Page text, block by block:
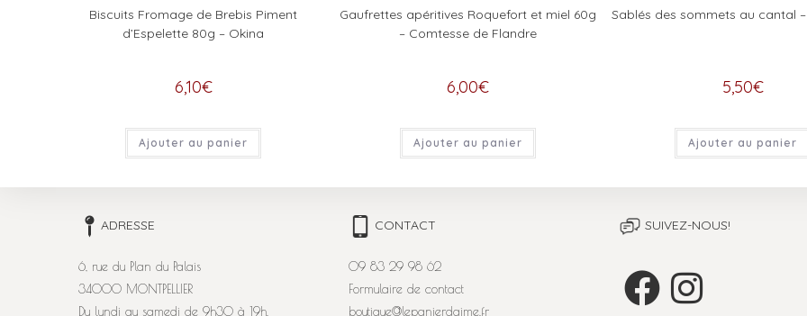
Biscuits Fromage de Brebis Piment
d’Espelette 80g – Okina
6,10€
Ajouter au panier
Gaufrettes apéritives Roquefort et miel 60g
– Comtesse de Flandre
6,00€
Ajouter au panier
Sablés des sommets au cantal
5,50€
Ajouter au panier
ADRESSE
6, rue du Plan du Palais
34000 MONTPELLIER
Du lundi au samedi de 9h30 à 19h.
CONTACT
09 83 29 98 62
Formulaire de contact
boutique@lepanierdaime.fr
SUIVEZ-NOUS!